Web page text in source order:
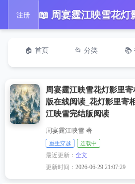
注册
🏠 首页 📂 分类 📚
周宴霆江映雪花灯影里
版在线阅读_花灯影里寄
江映雪完结版阅读
周宴霆江映雪 著
重生穿越 连载中
最近更新：全文
更新时间：2026-06-29 21:07:29